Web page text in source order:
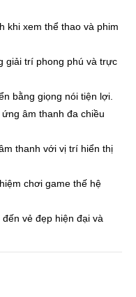
khi xem thể thao và phim
giải trí phong phú và trực
bằng giọng nói tiện lợi.
âm thanh đa chiều
thanh với vị trí hiển thị
chơi game thế hệ
đến vẻ đẹp hiện đại và